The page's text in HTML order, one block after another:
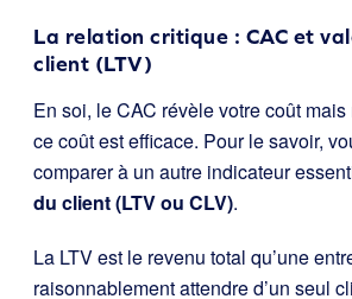
La relation critique : CAC et
client (LTV)
En soi, le CAC révèle votre coût mais
ce coût est efficace. Pour le savoir,
comparer à un autre indicateur
du client (LTV ou CLV).
La LTV est le revenu total qu’une
raisonnablement attendre d’un seul